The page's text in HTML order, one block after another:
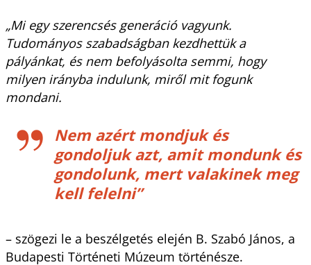
„Mi egy szerencsés generáció vagyunk.
Tudományos szabadságban kezdhettük a
pályánkat, és nem befolyásolta semmi, hogy
milyen irányba indulunk, miről mit fogunk
mondani.
Nem azért mondjuk és
gondoljuk azt, amit mondunk és
gondolunk, mert valakinek meg
kell felelni”
– szögezi le a beszélgetés elején B. Szabó János, a
Budapesti Történeti Múzeum történésze.